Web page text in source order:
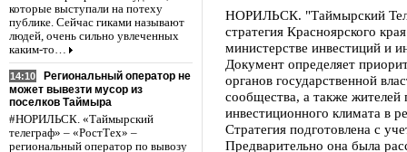
которые выступали на потеху
публике. Сейчас гиками называют
людей, очень сильно увлеченных
каким-то…
14:10
Региональный оператор не
может вывезти мусор из
поселков Таймыра
#НОРИЛЬСК. «Таймырский
телеграф» – «РостТех» –
региональный оператор по вывозу
НОРИЛЬСК. "Таймырский
стратегия Красноярского
министерстве инвестиций и
Документ определяет
органов государственной
сообщества, а также жителей
инвестиционного климата в
Стратегия подготовлена с
Предварительно она была